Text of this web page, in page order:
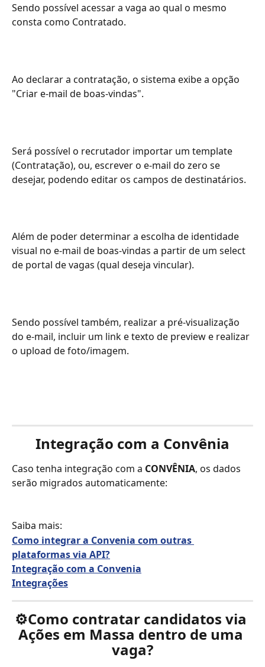
Sendo possível acessar a vaga ao qual o mesmo
consta como Contratado.
Ao declarar a contratação, o sistema exibe a opção
"Criar e-mail de boas-vindas".
Será possível o recrutador importar um template
(Contratação), ou, escrever o e-mail do zero se
desejar, podendo editar os campos de destinatários.
Além de poder determinar a escolha de identidade
visual no e-mail de boas-vindas a partir de um select
de portal de vagas (qual deseja vincular).
Sendo possível também, realizar a pré-visualização
do e-mail, incluir um link e texto de preview e realizar
o upload de foto/imagem.
Integração com a Convênia
Caso tenha integração com a CONVÊNIA, os dados
serão migrados automaticamente:
Saiba mais:
Como integrar a Convenia com outras
plataformas via API?
Integração com a Convenia
Integrações
⚙️Como contratar candidatos via
Ações em Massa dentro de uma
vaga?